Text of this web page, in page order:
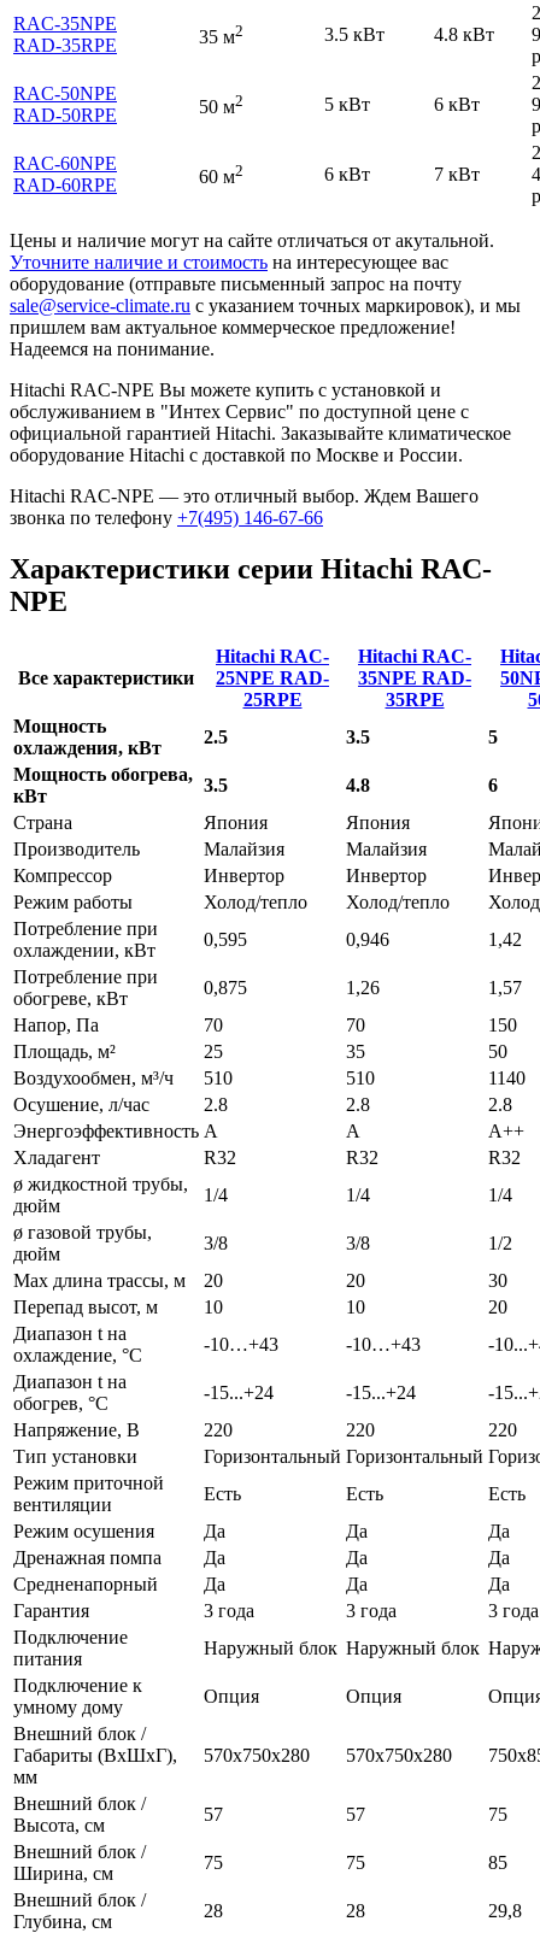
RAC-35NPE
RAD-35RPE
35 м2 3.5 кВт 4.8 кВт
RAC-50NPE
RAD-50RPE
50 м2 5 кВт 6 кВт
RAC-60NPE
RAD-60RPE
60 м2 6 кВт 7 кВт
Цены и наличие могут на сайте отличаться от акутальной.
Уточните наличие и стоимость на интересующее вас
оборудование (отправьте письменный запрос на почту
sale@service-climate.ru с указанием точных маркировок), и мы
пришлем вам актуальное коммерческое предложение!
Надеемся на понимание.
Hitachi RAC-NPE Вы можете купить с установкой и
обслуживанием в "Интех Сервис" по доступной цене с
официальной гарантией Hitachi. Заказывайте климатическое
оборудование Hitachi с доставкой по Москве и России.
Hitachi RAC-NPE — это отличный выбор. Ждем Вашего
звонка по телефону +7(495) 146-67-66
Характеристики серии Hitachi RAC-
NPE
Все характеристики
Hitachi RAC-
25NPE RAD-
25RPE
Hitachi RAC-
35NPE RAD-
35RPE
Мощность
охлаждения, кВт
2.5 3.5
5
Мощность обогрева,
кВт
3.5 4.8
6
Страна
Япония Япония
Производитель
Малайзия Малайзия
Компрессор
Инвертор Инвертор
Режим работы
Холод/тепло Холод/тепло
Потребление при
охлаждении, кВт
0,595 0,946
1,42
Потребление при
обогреве, кВт
0,875 1,26
1,57
Напор, Па
70 70
150
Площадь, м²
25 35
50
Воздухообмен, м³/ч
510 510
1140
Осушение, л/час
2.8 2.8
2.8
Энергоэффективность A A
A++
Хладагент
R32 R32
R32
ø жидкостной трубы,
дюйм
1/4 1/4
1/4
ø газовой трубы,
дюйм
3/8 3/8
1/2
Max длина трассы, м
20 20
30
Перепад высот, м
10 10
20
Диапазон t на
охлаждение, °С
-10…+43 -10…+43
-
Диапазон t на
обогрев, °С
-15...+24 -15...+24
-
Напряжение, В
220 220
220
Тип установки
Горизонтальный Горизонтальный
Режим приточной
вентиляции
Есть Есть
Есть
Режим осушения
Да Да
Да
Дренажная помпа
Да Да
Да
Средненапорный
Да Да
Да
Гарантия
3 года 3 года
3 года
Подключение
питания
Наружный блок Наружный блок
Подключение к
умному дому
Опция Опция
Внешний блок /
Габариты (ВхШхГ),
мм
570х750x280 570х750x280
Внешний блок /
Высота, см
57 57
75
Внешний блок /
Ширина, см
75 75
85
Внешний блок /
Глубина, см
28 28
29,8